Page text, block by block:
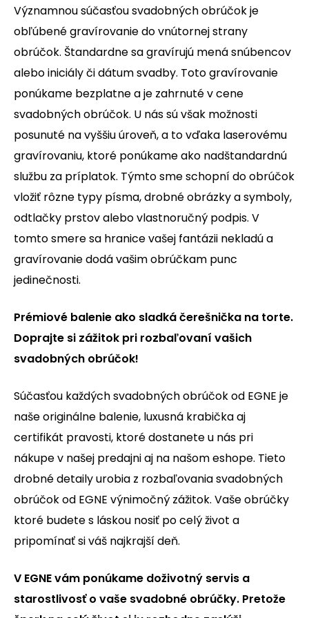
Významnou súčasťou svadobných obrúčok je
obľúbené gravírovanie do vnútornej strany
obrúčok. Štandardne sa gravírujú mená snúbencov
alebo iniciály či dátum svadby. Toto gravírovanie
ponúkame bezplatne a je zahrnuté v cene
svadobných obrúčok. U nás sú však možnosti
posunuté na vyššiu úroveň, a to vďaka laserovému
gravírovaniu, ktoré ponúkame ako nadštandardnú
službu za príplatok. Týmto sme schopní do obrúčok
vložiť rôzne typy písma, drobné obrázky a symboly,
odtlačky prstov alebo vlastnoručný podpis. V
tomto smere sa hranice vašej fantázii nekladú a
gravírovanie dodá vašim obrúčkam punc
jedinečnosti.
Prémiové balenie ako sladká čerešnička na torte.
Doprajte si zážitok pri rozbaľovaní vašich
svadobných obrúčok!
Súčasťou každých svadobných obrúčok od EGNE je
naše originálne balenie, luxusná krabička aj
certifikát pravosti, ktoré dostanete u nás pri
nákupe v našej predajni aj na našom eshope. Tieto
drobné detaily urobia z rozbaľovania svadobných
obrúčok od EGNE výnimočný zážitok. Vaše obrúčky
ktoré budete s láskou nosiť po celý život a
pripomínať si váš najkrajší deň.
V EGNE vám ponúkame doživotný servis a
starostlivosť o vaše svadobné obrúčky. Pretože